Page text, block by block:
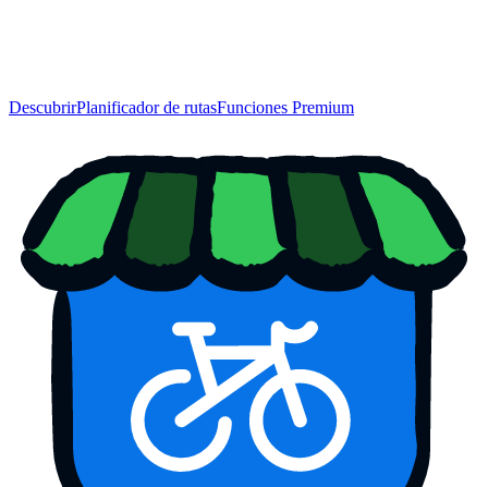
DescubrirPlanificador de rutasFunciones Premium